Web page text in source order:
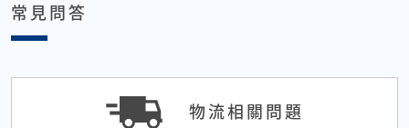
常見問答
物流相關問題